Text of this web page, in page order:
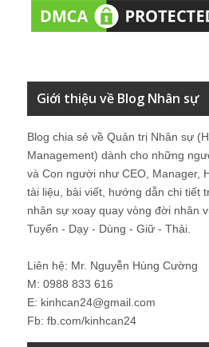
Giới thiệu về Blog Nhân sự
Blog chia sẻ về Quản trị Nhân sự
Management) dành cho những
và Con người như CEO, Manager,
tài liệu, bài viết, hướng dẫn chi tiết
nhân sự xoay quay vòng đời nhân
Tuyển - Dạy - Dùng - Giữ - Thải.
Liên hệ: Mr. Nguyễn Hùng Cường
M: 0988 833 616
E: kinhcan24@gmail.com
Fb: fb.com/kinhcan24